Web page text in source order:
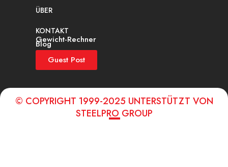
ÜBER
KONTAKT
Gewicht-Rechner
Blog
Guest Post
© COPYRIGHT 1999-2025 UNTERSTÜTZT VON
STEELPRO GROUP